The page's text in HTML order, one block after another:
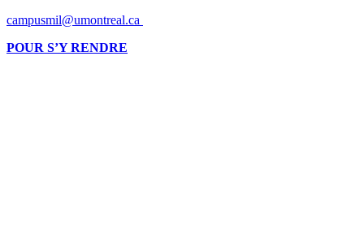
campusmil@umontreal.ca
POUR S’Y RENDRE